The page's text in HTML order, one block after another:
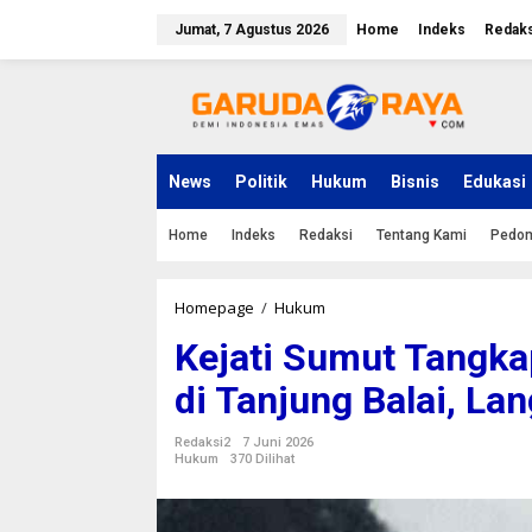
Jumat, 7 Agustus 2026 Home Indeks
News Politik Hukum Bisnis Edukasi
Home Indeks Redaksi Tentang Kami
Homepage / Hukum
j
a
t
i
u
t
Kejati Sumut
di Tanjung Balai,
Redaksi2
7 Juni 2026
Hukum
370 Dilihat